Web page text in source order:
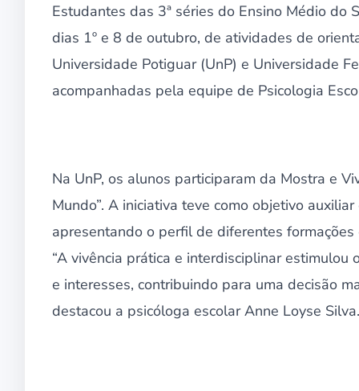
Estudantes das 3ª séries do Ensino Médio do
dias 1º e 8 de outubro, de atividades de
Universidade Potiguar (UnP) e Universidade
acompanhadas pela equipe de Psicologia
Na UnP, os alunos participaram da Mostra e
Mundo”. A iniciativa teve como objetivo
apresentando o perfil de diferentes
“A vivência prática e interdisciplinar
e interesses, contribuindo para uma decisão
destacou a psicóloga escolar Anne Loyse Silva.